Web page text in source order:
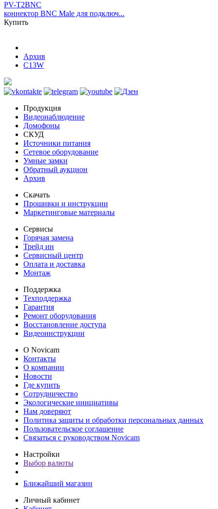
PV-T2BNC
коннектор BNC Male для подключ...
Купить
Архив
C13W
Продукция
Видеонаблюдение
Домофоны
СКУД
Источники питания
Сетевое оборудование
Умные замки
Обратный аукцион
Архив
Скачать
Прошивки и инструкции
Маркетинговые материалы
Сервисы
Горячая замена
Трейд ин
Сервисный центр
Оплата и доставка
Монтаж
Поддержка
Техподдержка
Гарантия
Ремонт оборудования
Восстановление доступа
Видеоинструкции
О Novicam
Контакты
О компании
Новости
Где купить
Сотрудничество
Экологические инициативы
Нам доверяют
Политика защиты и обработки персональных данных
Пользовательское соглашение
Связаться с руководством Novicam
Настройки
Выбор валюты
Ближайший магазин
Личный кабинет